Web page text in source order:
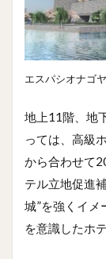
エスパシオナゴ
地上11階、地
っては、高級
から合わせて
テル立地促進
城”を強くイメ
を意識したホ